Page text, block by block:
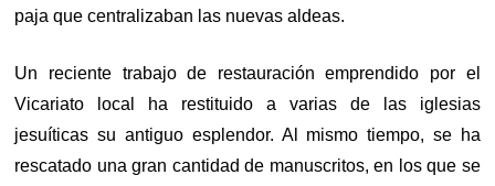
paja que centralizaban las nuevas aldeas.
Un reciente trabajo de restauración emprendido por el
Vicariato local ha restituido a varias de las iglesias
jesuíticas su antiguo esplendor. Al mismo tiempo, se ha
rescatado una gran cantidad de manuscritos, en los que se